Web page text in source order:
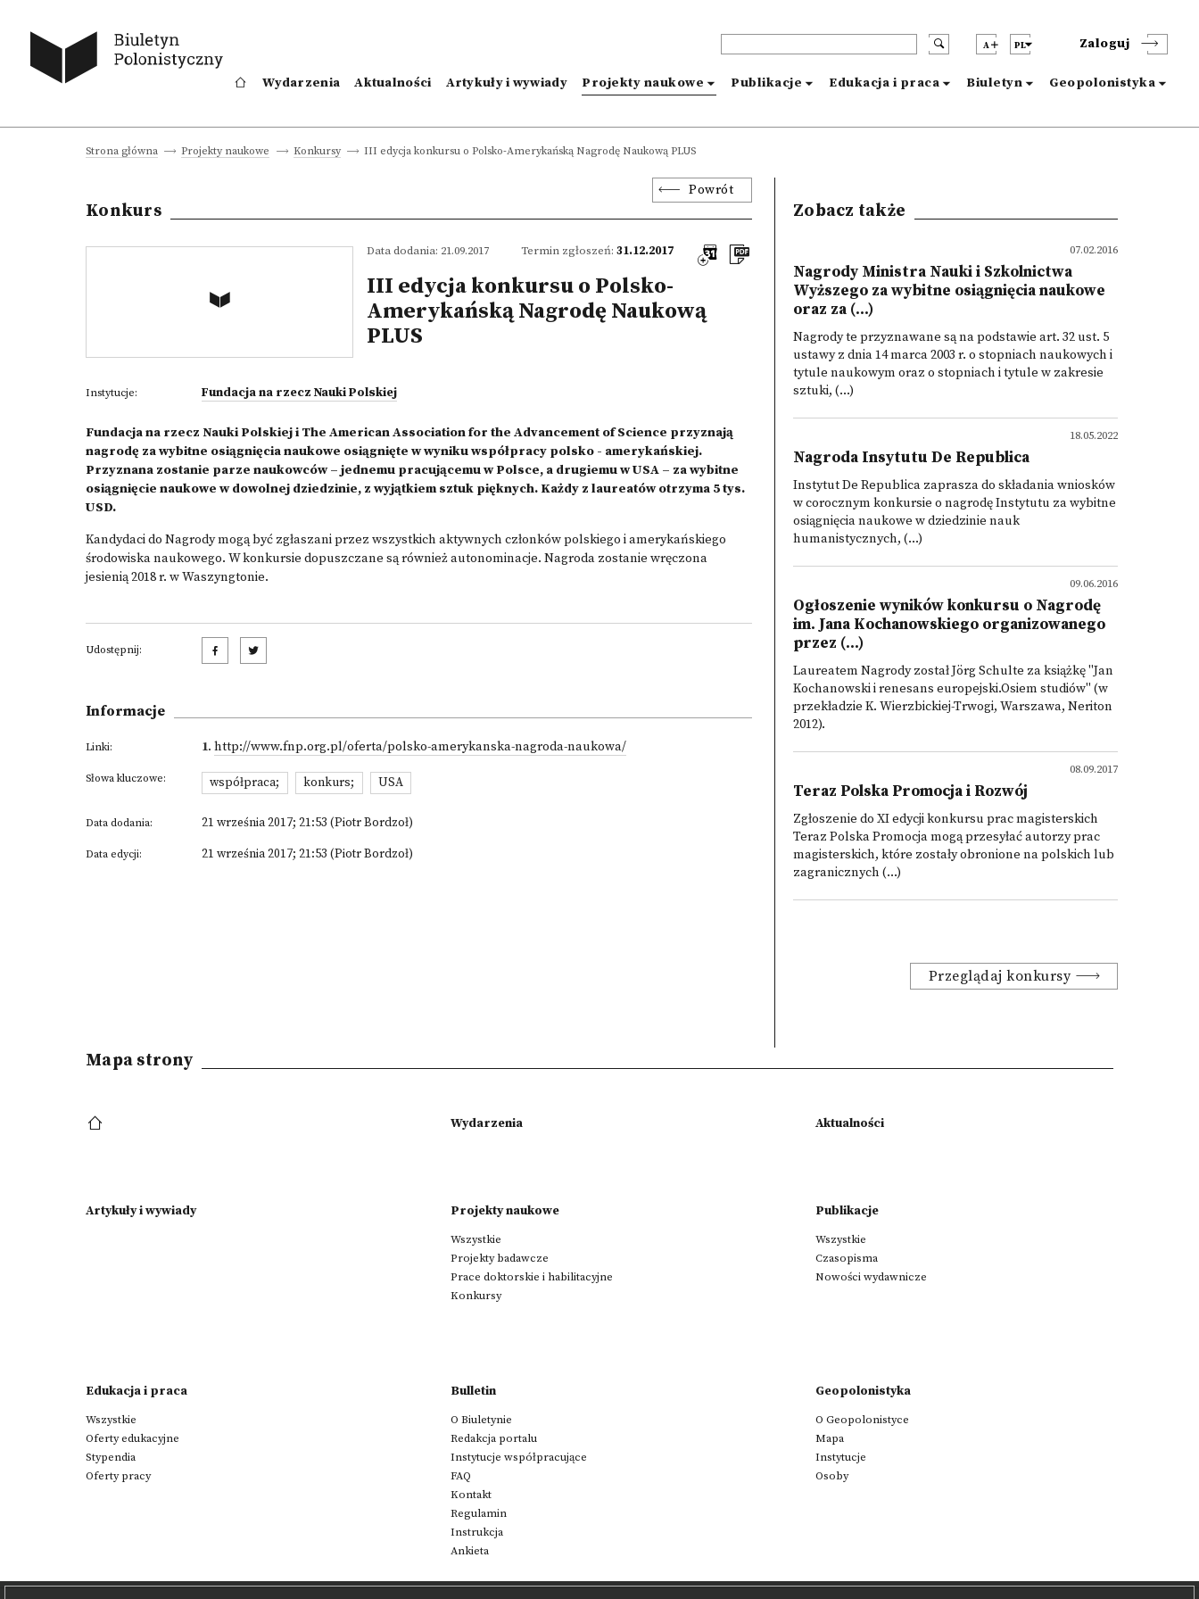
A PL Zaloguj
Wydarzenia Aktualności Artykuły i wywiady Projekty naukowe Publikacje Edukacja i praca Biuletyn Geopolonistyka
Strona główna Projekty naukowe Konkursy III edycja konkursu o Polsko-Amerykańską Nagrodę Naukową PLUS
Powrót
Konkurs
Data dodania: 21.09.2017 Termin zgłoszeń: 31.12.2017
III edycja konkursu o Polsko-
Amerykańską Nagrodę Naukową
PLUS
Instytucje: Fundacja na rzecz Nauki Polskiej
Fundacja na rzecz Nauki Polskiej i The American Association for the Advancement of Science przyznają
nagrodę za wybitne osiągnięcia naukowe osiągnięte w wyniku współpracy polsko - amerykańskiej.
Przyznana zostanie parze naukowców – jednemu pracującemu w Polsce, a drugiemu w USA – za wybitne
osiągnięcie naukowe w dowolnej dziedzinie, z wyjątkiem sztuk pięknych. Każdy z laureatów otrzyma 5 tys.
USD.
Kandydaci do Nagrody mogą być zgłaszani przez wszystkich aktywnych członków polskiego i amerykańskiego
środowiska naukowego. W konkursie dopuszczane są również autonominacje. Nagroda zostanie wręczona
jesienią 2018 r. w Waszyngtonie.
Udostępnij:
Informacje
Linki: 1. http://www.fnp.org.pl/oferta/polsko-amerykanska-nagroda-naukowa/
Słowa kluczowe: współpraca; konkurs; USA
Data dodania: 21 września 2017; 21:53 (Piotr Bordzoł)
Data edycji: 21 września 2017; 21:53 (Piotr Bordzoł)
Zobacz także
07.02.2016
Nagrody Ministra Nauki i Szkolnictwa
Wyższego za wybitne osiągnięcia naukowe
oraz za (...)
Nagrody te przyznawane są na podstawie art. 32 ust. 5
ustawy z dnia 14 marca 2003 r. o stopniach naukowych i
tytule naukowym oraz o stopniach i tytule w zakresie
sztuki, (...)
18.05.2022
Nagroda Insytutu De Republica
Instytut De Republica zaprasza do składania wniosków
w corocznym konkursie o nagrodę Instytutu za wybitne
osiągnięcia naukowe w dziedzinie nauk
humanistycznych, (...)
09.06.2016
Ogłoszenie wyników konkursu o Nagrodę
im. Jana Kochanowskiego organizowanego
przez (...)
Laureatem Nagrody został Jörg Schulte za książkę "Jan
Kochanowski i renesans europejski.Osiem studiów" (w
przekładzie K. Wierzbickiej-Trwogi, Warszawa, Neriton
2012).
08.09.2017
Teraz Polska Promocja i Rozwój
Zgłoszenie do XI edycji konkursu prac magisterskich
Teraz Polska Promocja mogą przesyłać autorzy prac
magisterskich, które zostały obronione na polskich lub
zagranicznych (...)
Przeglądaj konkursy
Mapa strony
Wydarzenia Aktualności
Artykuły i wywiady Projekty naukowe
Wszystkie
Projekty badawcze
Prace doktorskie i habilitacyjne
Konkursy
Publikacje
Wszystkie
Czasopisma
Nowości wydawnicze
Edukacja i praca
Wszystkie
Oferty edukacyjne
Stypendia
Oferty pracy
Bulletin
O Biuletynie
Redakcja portalu
Instytucje współpracujące
FAQ
Kontakt
Regulamin
Instrukcja
Ankieta
Geopolonistyka
O Geopolonistyce
Mapa
Instytucje
Osoby